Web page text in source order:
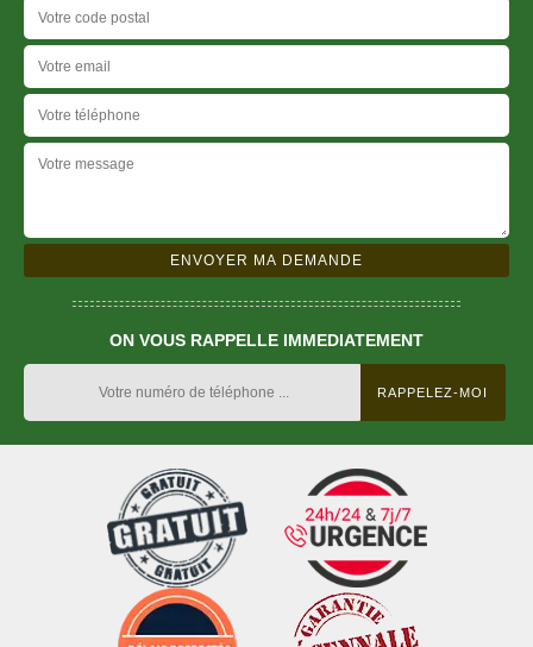
ON VOUS RAPPELLE IMMEDIATEMENT